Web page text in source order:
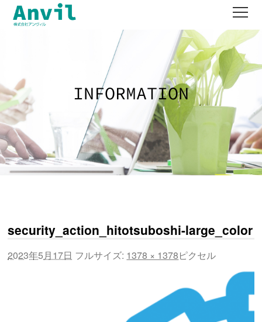
works
company
contact
recruit
security_action_hitotsuboshi-large_color
2023年5月17日 フルサイズ: 1378 × 1378ピクセル